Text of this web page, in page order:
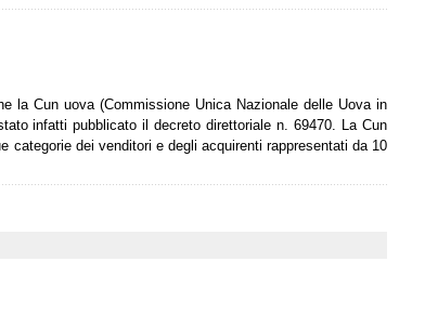
la Cun uova (Commissione Unica Nazionale delle Uova in
infatti pubblicato il decreto direttoriale n. 69470. La Cun
categorie dei venditori e degli acquirenti rappresentati da 10